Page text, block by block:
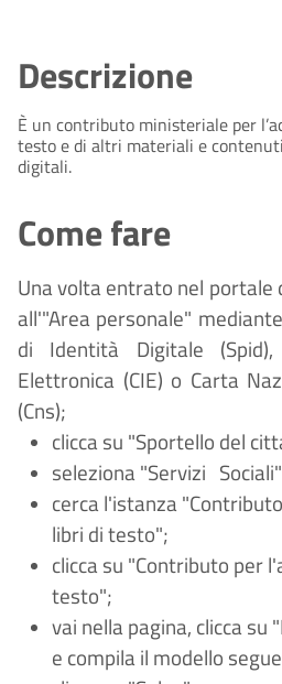
Descrizione
È un contributo ministeriale per
testo e di altri materiali e
digitali.
Come fare
Una volta entrato nel portale
all'"Area personale"
di Identità Digitale (
Elettronica (CIE) o Carta
(Cns);
clicca su "Sportello del
seleziona "Servizi
cerca l'istanza
libri di testo";
clicca su "Contributo per
testo";
vai nella pagina, clicca
e compila il modello